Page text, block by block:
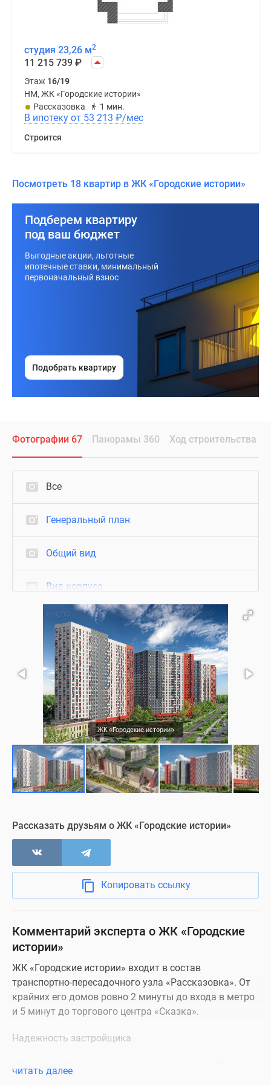
студия 23,26 м2
11 215 739 ₽
Этаж 16/19
НМ, ЖК «Городские истории»
Рассказовка
1 мин.
В ипотеку от 53 213 ₽/мес
Строится
Посмотреть 18 квартир в ЖК «Городские истории»
Подберем квартиру
под ваш бюджет
Выгодные акции, льготные
ипотечные ставки, минимальный
первоначальный взнос
Подобрать квартиру
Фотографии 67 Панорамы 360 Ход строительства
ЖК «Городские истории»
Все
Генеральный план
Общий вид
Вид корпуса
Фасад
Благоустройство
Подъезд
Ход строительства
Съемки с воздуха
Нежилые помещения
Визуализация
Рассказать друзьям о ЖК «Городские истории»
Копировать ссылку
Комментарий эксперта о ЖК «Городские
истории»
ЖК «Городские истории» входит в состав
транспортно-пересадочного узла «Рассказовка». От
крайних его домов ровно 2 минуты до входа в метро
и 5 минут до торгового центра «Сказка».
Надежность застройщика
«Специализированный застройщик ТПУ
читать далее